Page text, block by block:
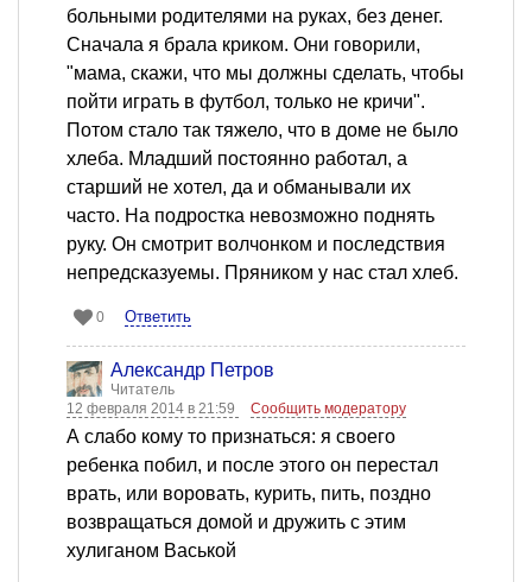
больными родителями на руках, без денег.
Сначала я брала криком. Они говорили,
"мама, скажи, что мы должны сделать, чтобы
пойти играть в футбол, только не кричи".
Потом стало так тяжело, что в доме не было
хлеба. Младший постоянно работал, а
старший не хотел, да и обманывали их
часто. На подростка невозможно поднять
руку. Он смотрит волчонком и последствия
непредсказуемы. Пряником у нас стал хлеб.
0 Ответить
Александр Петров
Читатель
12 февраля 2014 в 21:59
Сообщить модератору
А слабо кому то признаться: я своего
ребенка побил, и после этого он перестал
врать, или воровать, курить, пить, поздно
возвращаться домой и дружить с этим
хулиганом Васькой